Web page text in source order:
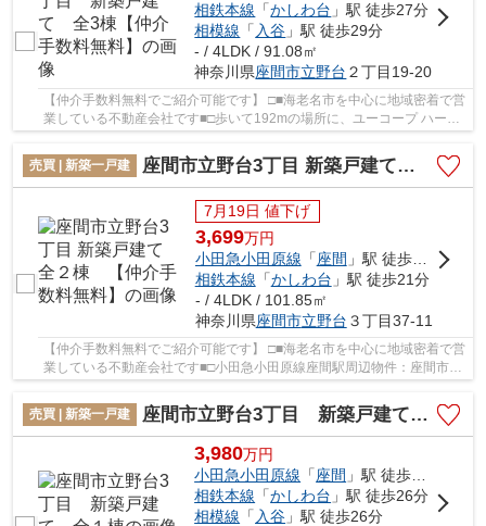
相鉄本線 「かしわ台 」駅 徒歩27分
相模線 「 入谷 」駅 徒歩29分
- / 4LDK / 91.08㎡
神奈川県座間市立野台 ２丁目19-20
【仲介手数料無料でご紹介可能です】 □■海老名市を中心に地域密着で営
業している不動産会社です■□歩いて192mの場所に、ユーコープ ハーモ
売買 | 新築一戸建
座間市立野台3丁目 新築戸建て 全２棟 【仲介手数料無料】
7月19日 値下げ
3,699万円
小田急小田原線 「座間 」駅 徒歩20分
相鉄本線 「かしわ台 」駅 徒歩21分
- / 4LDK / 101.85㎡
神奈川県座間市立野台 ３丁目37-11
【仲介手数料無料でご紹介可能です】 □■海老名市を中心に地域密着で営
業している不動産会社です■□小田急小田原線座間駅周辺物件：座間市立
野台3丁目 新築戸建て 全２棟 【仲介手数...
売買 | 新築一戸建
座間市立野台3丁目 新築戸建て 全１棟
3,980万円
小田急小田原線 「座間 」駅 徒歩15分
相鉄本線 「かしわ台 」駅 徒歩26分
相模線 「 入谷 」駅 徒歩26分